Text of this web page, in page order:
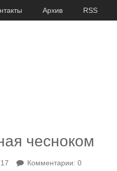
Архив RSS
чесноком
Комментарии: 0